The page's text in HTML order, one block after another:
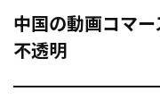
中国の動画コマ
不透明